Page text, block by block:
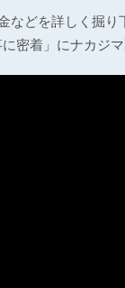
どを詳しく掘り
密着」にナカジ